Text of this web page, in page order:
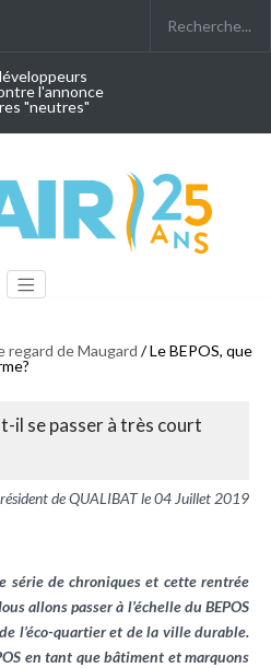
l'annonce
"neutres"
regard de Maugard / Le BEPOS, que
t-il se passer à très court
de QUALIBAT le 04 Juillet 2019
série de chroniques et cette rentrée
allons passer à l’échelle du BEPOS
l’éco-quartier et de la ville durable.
en tant que bâtiment et marquons